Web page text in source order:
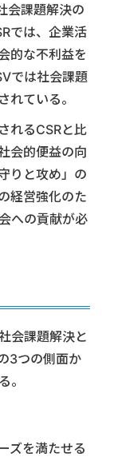
会課題解決の
では、企業活
的な不利益を
では社会課題
れている。
れるCSRと比
会的便益の向
りと攻め」の
経営強化のた
への貢献が必
会課題解決と
3つの側面か
。
ズを満たせる